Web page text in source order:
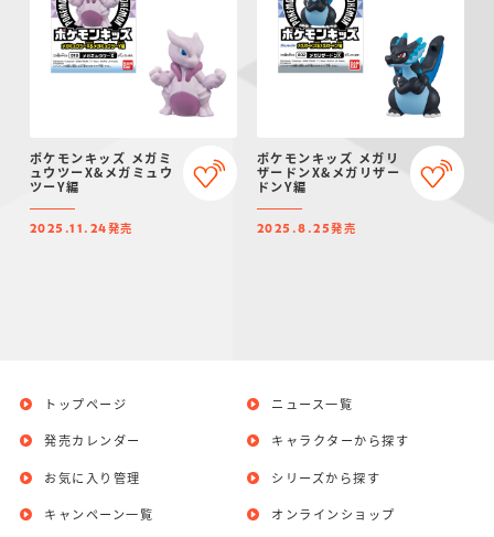
ポケモンキッズ メガミ
ュウツーX&メガミュウ
ツーY編
2025.11.24発売
ポケモンキッズ メガリ
ザードンX&メガリザー
ドンY編
2025.8.25発売
トップページ
発売カレンダー
お気に入り管理
ニュース一覧
キャラクターから探す
シリーズから探す
キャンペーン一覧 オンラインショップ